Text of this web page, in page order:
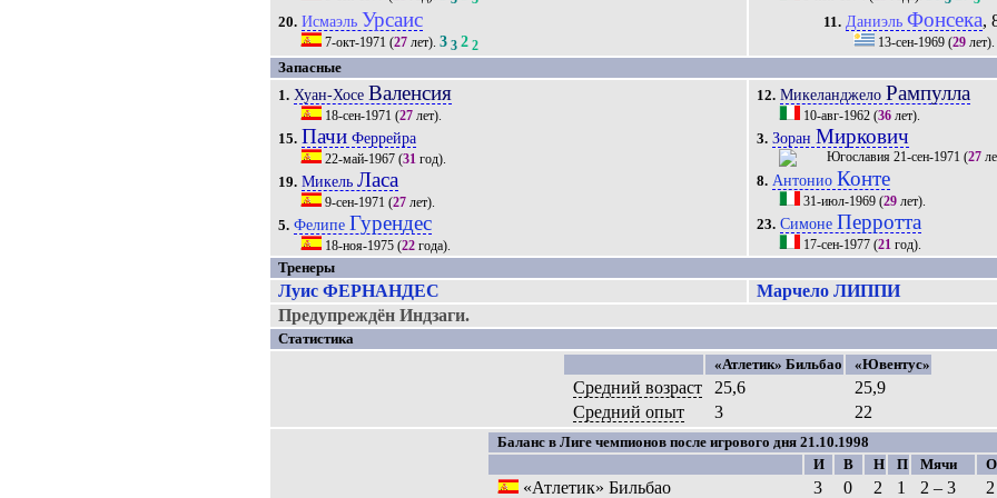
20. Исмаэль Урсаис
7-окт-1971 (27 лет).3 3 2 2
11. ДаниэльФонсека,
13-сен-1969(29лет).
Запасные
1. Хуан-Хосе Валенсия
18-сен-1971 (27 лет).
15. Пачи Феррейра
22-май-1967 (31 год).
19. МикельЛаса
9-сен-1971 (27 лет).
5. Фелипе Гурендес
18-ноя-1975 (22 года).
12. Микеланджело Рампулла
10-авг-1962 (36 лет).
3. Зоран Миркович
21-сен-1971 (27
8. Антонио Конте
31-июл-1969 (29 лет).
23. Симоне Перротта
17-сен-1977 (21 год).
Тренеры
Луис ФЕРНАНДЕС
Марчело ЛИППИ
Предупреждён Индзаги.
Статистика
«Атлетик» Бильбао
«Ювентус»
Средний возраст 25,6
25,9
Средний опыт
3 22
Баланс в Лиге чемпионов после игрового дня 21.10.1998
И
В Н П Мячи О
«Атлетик» Бильбао 3 0 2 1 2 – 3 2